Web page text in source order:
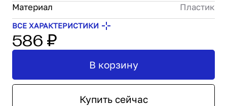
О нас
Бренды
Контакты
Материал
Пластик
ВСЕ ХАРАКТЕРИСТИКИ
586 ₽
Купить сейчас
В корзину